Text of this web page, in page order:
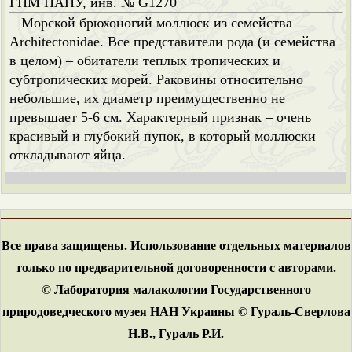
Морской брюхоногий моллюск из семейства
Architectonidae. Все представители рода (и семейства
в целом) – обитатели теплых тропических и
субтропических морей. Раковины относительно
небольшие, их диаметр преимущественно не
превышает 5-6 см. Характерный признак – очень
красивый и глубокий пупок, в который моллюски
откладывают яйца.
Все права защищены. Использование отдельных материалов
только по предварительной договоренности с авторами.
© Лаборатория малакологии Государственного
природоведческого музея НАН Украины © Гураль-Сверлова
Н.В., Гураль Р.И.